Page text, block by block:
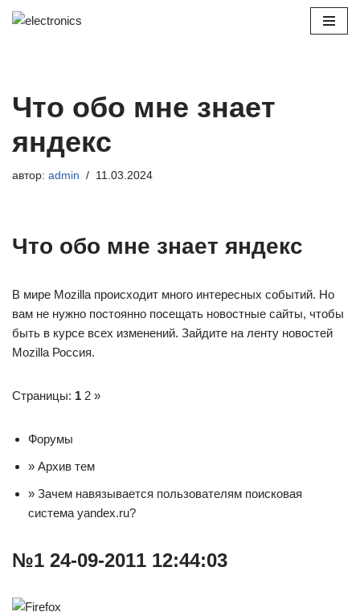
Что обо мне знает
яндекс
автор: admin 11.03.2024
Что обо мне знает яндекс
В мире Mozilla происходит много интересных событий. Но
вам не нужно постоянно посещать новостные сайты, чтобы
быть в курсе всех изменений. Зайдите на ленту новостей
Mozilla Россия.
Страницы: 1 2 »
Форумы
» Архив тем
» Зачем навязывается пользователям поисковая
система yandex.ru?
№1 24-09-2011 12:44:03